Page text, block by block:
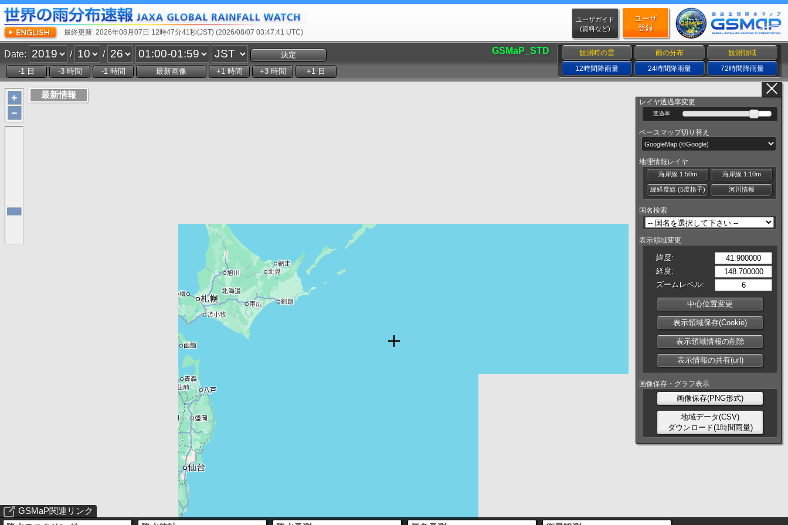
ユーザガイド
(資料など)
ユーザ
登録
最終更新: 2026年08月07日 12時47分41秒(JST) (2026/08/07 03:47:41 UTC)
Date: / / GSMaP_STD 観測時の雲 雨の分布
観測領域
12時間降雨量
24時間降雨量 72時間降雨量
レイヤ透過率変更
透過率:
ベースマップ切り替え
地理情報レイヤ
海岸線 1:50m 海岸線 1:10m
緯経度線 (5度格子) 河川情報
国名検索
表示領域変更
緯度:
経度:
ズームレベル:
中心位置変更
表示領域保存(Cookie)
表示領域情報の削除
表示情報の共有(url)
画像保存・グラフ表示
画像保存(PNG形式)
地域データ(CSV)
ダウンロード(1時間雨量)
+
−
GSMaP関連リンク